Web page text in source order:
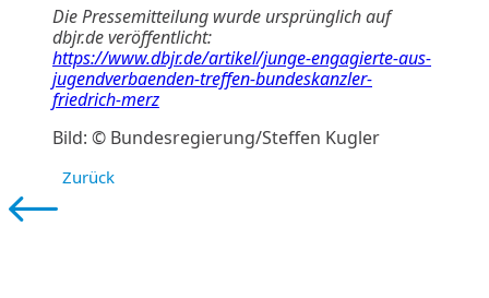
Die Pressemitteilung wurde ursprünglich auf
dbjr.de veröffentlicht:
https://www.dbjr.de/artikel/junge-engagierte-aus-
jugendverbaenden-treffen-bundeskanzler-
friedrich-merz
Bild: © Bundesregierung/Steffen Kugler
Zurück